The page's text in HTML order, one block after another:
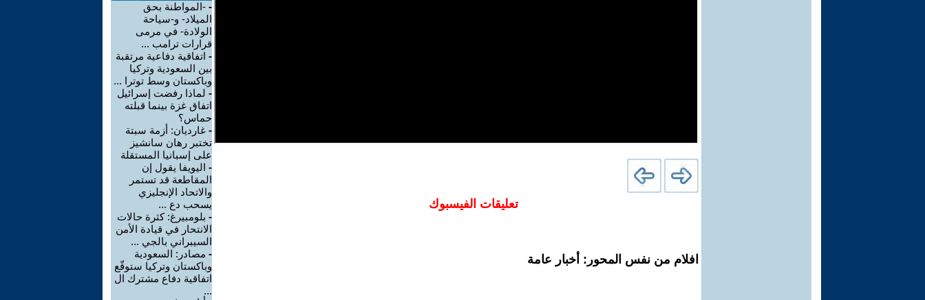
تعليقات الفيسبوك
افلام من نفس المحور: أخبار عامة
- -المواطنة بحق
الميلاد- و-سياحة
الولادة- في مرمى
قرارات ترامب ...
- اتفاقية دفاعية مرتقبة
بين السعودية وتركيا
وباكستان وسط توترا ...
- لماذا رفضت إسرائيل
اتفاق غزة بينما قبلته
حماس؟
- غارديان: أزمة سبتة
تختبر رهان سانشيز
على إسبانيا المستقلة
- اليويفا يقول إن
المقاطعة قد تستمر
والاتحاد الإنجليزي
يسحب دع ...
- بلومبيرغ: كثرة حالات
الانتحار في قيادة الأمن
السيبراني بالجي ...
- مصادر: السعودية
وباكستان وتركيا ستوقّع
اتفاقية دفاع مشترك ال
...